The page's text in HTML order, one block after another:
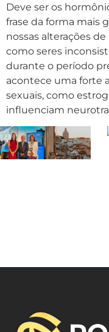
Deve ser os
frase da forma mais
nossas alterações
como seres
durante o período
acontece uma forte
sexuais, como
influenciam